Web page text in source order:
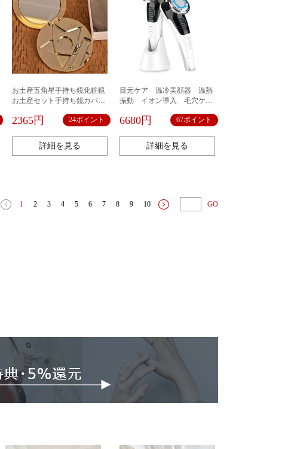
お土産五角星手持ち鏡化粧鏡
お土産セット手持ち鏡カバー
2365円 24ポイント
詳細を見る
目元ケア 温冷美顔器 温熱
振動 イオン導入 毛穴ケ
LED光 1台8役 目元 口元
6680円 67ポイント
詳細を見る
1 2 3 4 5 6 7 8 9 10 GO